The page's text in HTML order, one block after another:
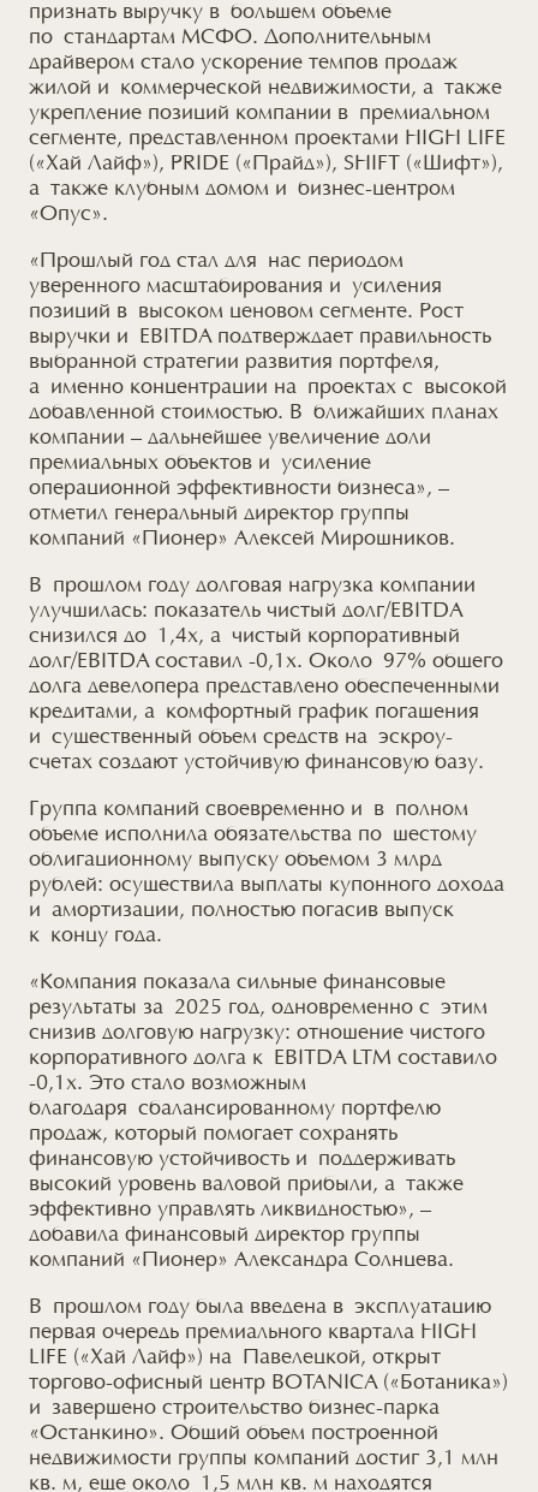
признать выручку в большем объеме
по стандартам МСФО. Дополнительным
драйвером стало ускорение темпов продаж
жилой и коммерческой недвижимости, а также
укрепление позиций компании в премиальном
сегменте, представленном проектами HIGH LIFE
(«Хай Лайф»), PRIDE («Прайд»), SHIFT («Шифт»),
а также клубным домом и бизнес-центром
«Опус».
«Прошлый год стал для нас периодом
уверенного масштабирования и усиления
позиций в высоком ценовом сегменте. Рост
выручки и EBITDA подтверждает правильность
выбранной стратегии развития портфеля,
а именно концентрации на проектах с высокой
добавленной стоимостью. В ближайших планах
компании – дальнейшее увеличение доли
премиальных объектов и усиление
операционной эффективности бизнеса», –
отметил генеральный директор группы
компаний «Пионер» Алексей Мирошников.
В прошлом году долговая нагрузка компании
улучшилась: показатель чистый долг/EBITDA
снизился до 1,4х, а чистый корпоративный
долг/EBITDA составил -0,1х. Около 97% общего
долга девелопера представлено обеспеченными
кредитами, а комфортный график погашения
и существенный объем средств на эскроу-
счетах создают устойчивую финансовую базу.
Группа компаний своевременно и в полном
объеме исполнила обязательства по шестому
облигационному выпуску объемом 3 млрд
рублей: осуществила выплаты купонного дохода
и амортизации, полностью погасив выпуск
к концу года.
«Компания показала сильные финансовые
результаты за 2025 год, одновременно с этим
снизив долговую нагрузку: отношение чистого
корпоративного долга к EBITDA LTM составило
-0,1х. Это стало возможным
благодаря сбалансированному портфелю
продаж, который помогает сохранять
финансовую устойчивость и поддерживать
высокий уровень валовой прибыли, а также
эффективно управлять ликвидностью», –
добавила финансовый директор группы
компаний «Пионер» Александра Солнцева.
В прошлом году была введена в эксплуатацию
первая очередь премиального квартала HIGH
LIFE («Хай Лайф») на Павелецкой, открыт
торгово-офисный центр BOTANICA («Ботаника»)
и завершено строительство бизнес-парка
«Останкино». Общий объем построенной
недвижимости группы компаний достиг 3,1 млн
кв. м, еще около 1,5 млн кв. м находятся